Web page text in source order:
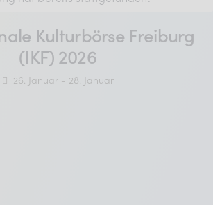
Kulturbörse Freiburg
(IKF) 2026
26. Januar- 28. Januar
Markt
werden